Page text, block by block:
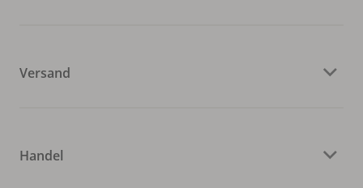
Versand
Handel